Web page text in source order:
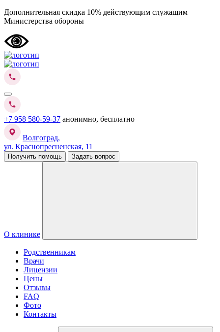
Дополнительная скидка 10% действующим служащим
Министерства обороны
+7 958 580-59-37 анонимно, бесплатно
Волгоград,
ул. Краснопресненская, 11
Получить помощь Задать вопрос
О клинике
Родственникам
Врачи
Лицензии
Цены
Отзывы
FAQ
Фото
Контакты